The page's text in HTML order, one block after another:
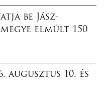
be Jász-
elmúlt 150
augusztus 10. és